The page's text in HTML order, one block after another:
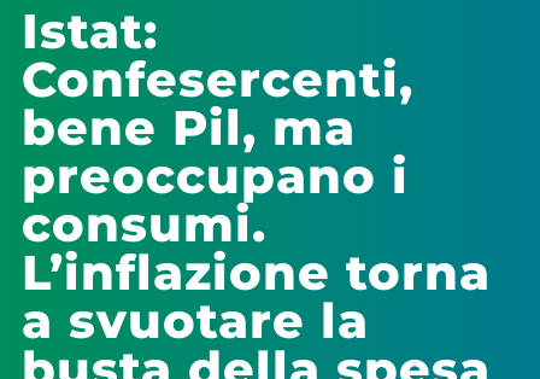
Istat:
Confesercenti,
bene Pil, ma
preoccupano i
consumi.
L’inflazione torna
a svuotare la